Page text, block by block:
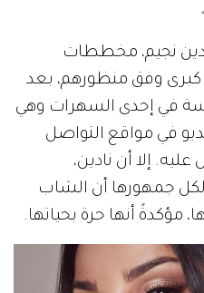
نجيم، مخططات
وفق منظورهم، بعد
في إحدى السهرات وهي
في مواقع التواصل
إلا أن نادين،
لكل جمهورها أن الشاب
مؤكدةً أنها حرة بحياتها.